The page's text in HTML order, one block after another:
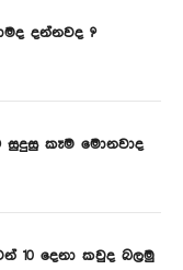
දන්නවද ?
කෑම මොනවාද
10 දෙනා කවුද බලමු